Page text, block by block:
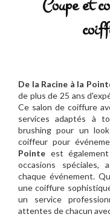
Coupe et
De la Racine à la
de plus de 25 ans
Ce salon de coiffure
services adaptés à
brushing pour un
coiffeur pour
Pointe est
occasions spéciales,
chaque événement.
une coiffure
un service
attentes de chacun